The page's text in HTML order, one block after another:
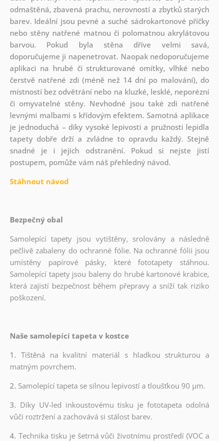
odmaštěná, zbavená prachu, nerovností a zbytků starých
barev. Ideální jsou pevné a suché sádrokartonové příčky
nebo stěny natřené matnou či polomatnou akrylátovou
barvou. Pokud byla stěna dříve velmi savá,
doporučujeme ji napenetrovat. Naopak nedoporučujeme
aplikaci na hrubé či strukturované omítky, vlhké nebo
čerstvě natřené zdi (méně než 14 dní po malování), do
místností bez odvětrání nebo na kluzké, lesklé, neporézní
či omyvatelné stěny. Nevhodné jsou také zdi natřené
levnými malbami s křídovým efektem. Samotná aplikace
je jednoduchá – díky vysoké lepivosti a pružnosti lepidla
tapety dobře drží a zvládne to opravdu každý. Stejně
snadné je i jejich odstranění. Pokud si nejste jistí
postupem, pomůže vám náš přehledný návod.
Stáhnout návod
Bezpečný obal
Samolepící tapety jsou vytištěny, srolovány a následně
pečlivě zabaleny do ochranné fólie. Na ochranné fólii jsou
umístěny papírové pásky, které fototapety stáhnou.
Samolepící tapety jsou baleny do hrubé kartonové krabice,
která zajistí bezpečnost během přepravy a sníží tak riziko
poškození.
Naše samolepící tapeta v kostce
1. Tištěná na kvalitní materiál s hladkou strukturou a
matným povrchem.
2. Samolepící tapeta se silnou lepivostí a tloušťkou 90 µm.
3. Díky UV-led inkoustovému tisku je fototapeta odolná
vůči roztržení a zachovává si stálost barev.
4. Technika tisku je šetrná vůči životnímu prostředí (VOC a